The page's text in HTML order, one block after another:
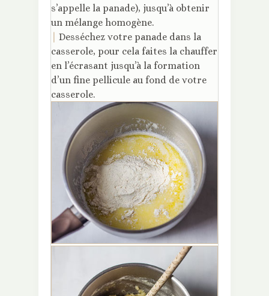
s’appelle la panade), jusqu’à obtenir
un mélange homogène.
Desséchez votre panade dans la
casserole, pour cela faites la chauffer
en l’écrasant jusqu’à la formation
d’un fine pellicule au fond de votre
casserole.